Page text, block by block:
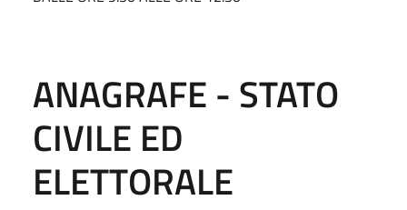
ANAGRAFE - STATO
CIVILE ED
ELETTORALE